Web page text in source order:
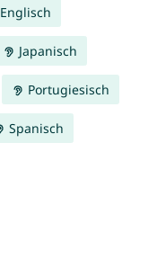
Englisch
Japanisch
Portugiesisch
Spanisch